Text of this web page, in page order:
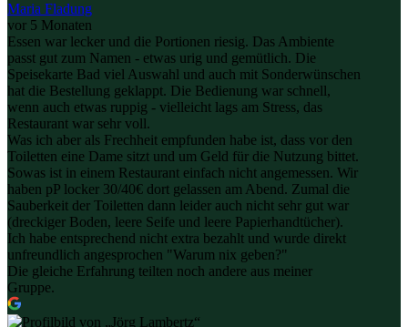
Maria Fladung
vor 5 Monaten
Essen war lecker und die Portionen riesig. Das Ambiente
passt gut zum Namen - etwas urig und gemütlich. Die
Speisekarte Bad viel Auswahl und auch mit Sonderwünschen
hat die Bestellung geklappt. Die Bedienung war schnell,
wenn auch etwas ruppig - vielleicht lags am Stress, das
Restaurant war sehr voll.
Was ich aber als Frechheit empfunden habe ist, dass vor den
Toiletten eine Dame sitzt und um Geld für die Nutzung bittet.
Sowas ist in einem Restaurant einfach nicht angemessen. Wir
haben pP locker 30/40€ dort gelassen am Abend. Zumal die
Sauberkeit der Toiletten dann leider auch nicht sehr gut war
(dreckiger Boden, leere Seife und leere Papierhandtücher).
Ich habe entsprechend nicht extra bezahlt und wurde direkt
unfreundlich angesprochen "Warum nix geben?"
Die gleiche Erfahrung teilten noch andere aus meiner
Gruppe.